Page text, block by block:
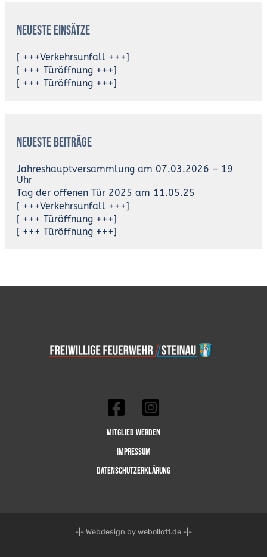
Neueste Einsätze
[ +++Verkehrsunfall +++]
[ +++ Türöffnung +++]
[ +++ Türöffnung +++]
Neueste Beiträge
Jahreshauptversammlung am 07.03.2026 – 19
Uhr
Tag der offenen Tür 2025 am 11.05.25
[ +++Verkehrsunfall +++]
[ +++ Türöffnung +++]
[ +++ Türöffnung +++]
Mitglied werden
Impressum
Datenschutzerklärung
-|- Webdesign by webollo11.de -|-